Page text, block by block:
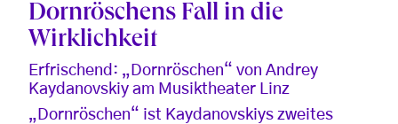
Dornröschens Fall in die
Wirklichkeit
Erfrischend: „Dornröschen“ von Andrey
Kaydanovskiy am Musiktheater Linz
„Dornröschen“ ist Kaydanovskiys zweites